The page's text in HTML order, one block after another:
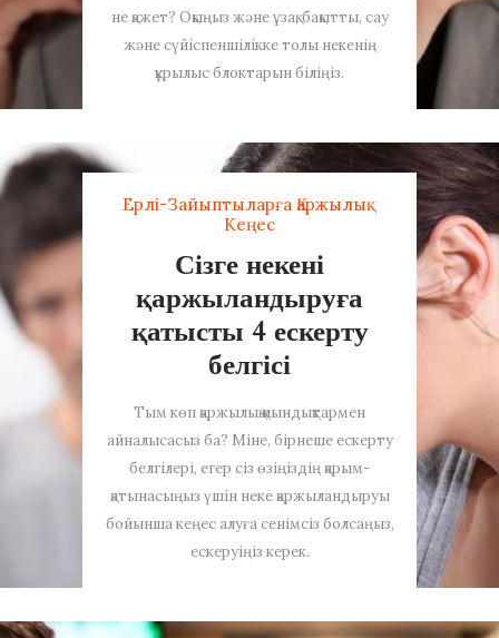
не қажет? Оқыңыз және ұзақ, бақытты, сау
және сүйіспеншілікке толы некенің
құрылыс блоктарын біліңіз.
Ерлі-Зайыптыларға Қаржылық
Кеңес
Сізге некені
қаржыландыруға
қатысты 4 ескерту
белгісі
Тым көп қаржылық қиындықтармен
айналысасыз ба? Міне, бірнеше ескерту
белгілері, егер сіз өзіңіздің қарым-
қатынасыңыз үшін неке қаржыландыруы
бойынша кеңес алуға сенімсіз болсаңыз,
ескеруіңіз керек.